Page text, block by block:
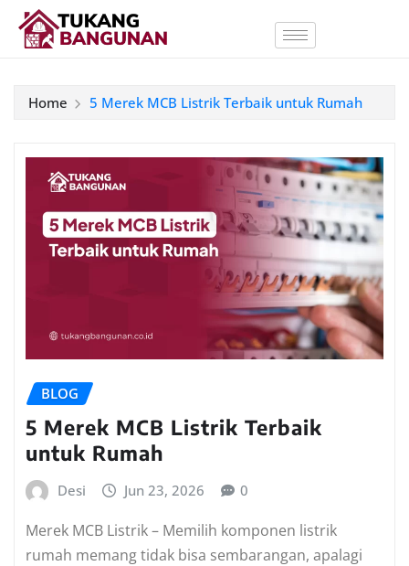
Home 5 Merek MCB Listrik Terbaik untuk Rumah
BLOG
5 Merek MCB Listrik Terbaik
untuk Rumah
Desi Jun 23, 2026 0
Merek MCB Listrik – Memilih komponen listrik
rumah memang tidak bisa sembarangan, apalagi